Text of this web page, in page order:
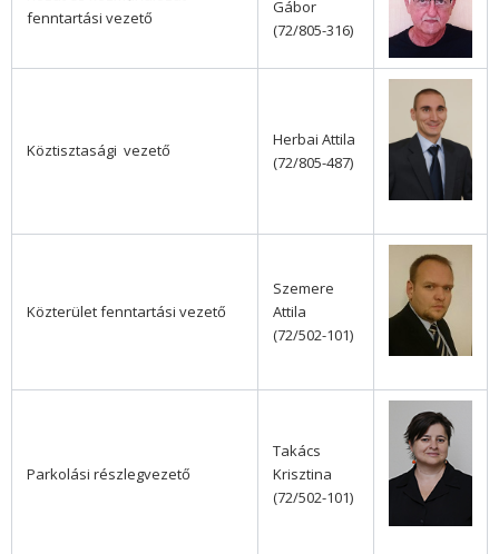
fenntartási vezető
Gábor
(72/805-316)
Köztisztasági vezető
Herbai Attila
(72/805-487)
Közterület fenntartási vezető
Szemere
Attila
(72/502-101)
Parkolási részlegvezető
Takács
Krisztina
(72/502-101)